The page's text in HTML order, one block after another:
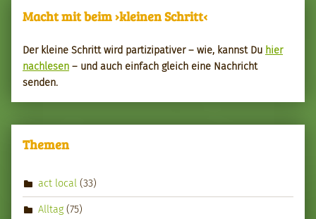
Macht mit beim ›kleinen Schritt‹
Der kleine Schritt wird par­tizipa­tiv­er – wie, kannst Du hier
nach­le­sen – und auch ein­fach gle­ich eine Nachricht
senden.
Themen
act local (33)
Alltag (75)